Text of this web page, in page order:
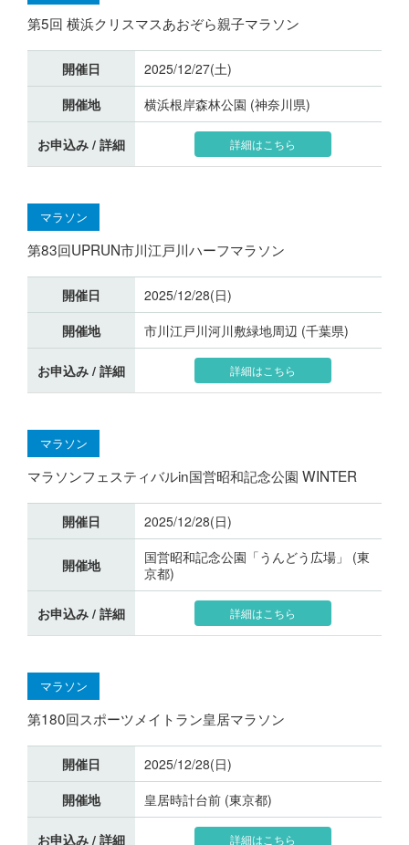
第5回 横浜クリスマスあおぞら親子マラソン
開催日
2025/12/27(土)
開催地
横浜根岸森林公園 (神奈川県)
お申込み / 詳細 詳細はこちら
マラソン
第83回UPRUN市川江戸川ハーフマラソン
開催日
2025/12/28(日)
開催地
市川江戸川河川敷緑地周辺 (千葉県)
お申込み / 詳細 詳細はこちら
マラソン
マラソンフェスティバルin国営昭和記念公園 WINTER
開催日 2025/12/28(日)
開催地
国営昭和記念公園「うんどう広場」 (東
京都)
お申込み / 詳細 詳細はこちら
マラソン
第180回スポーツメイトラン皇居マラソン
開催日
2025/12/28(日)
開催地
皇居時計台前 (東京都)
お申込み / 詳細 詳細はこちら